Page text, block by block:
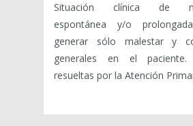
Situación clínica de
espontánea y/o
generar sólo malestar y
generales en el
resueltas por la Atención